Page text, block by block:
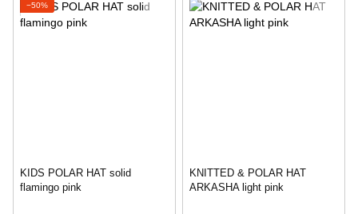
−50%
KIDS POLAR HAT solid
flamingo pink
KNITTED & POLAR HAT
ARKASHA light pink